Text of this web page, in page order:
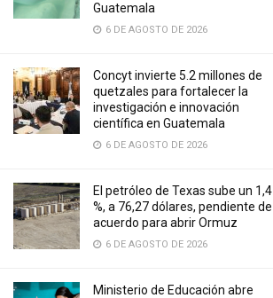
Guatemala
6 DE AGOSTO DE 2026
Concyt invierte 5.2 millones de
quetzales para fortalecer la
investigación e innovación
científica en Guatemala
6 DE AGOSTO DE 2026
El petróleo de Texas sube un 1,4
%, a 76,27 dólares, pendiente de
acuerdo para abrir Ormuz
6 DE AGOSTO DE 2026
Ministerio de Educación abre